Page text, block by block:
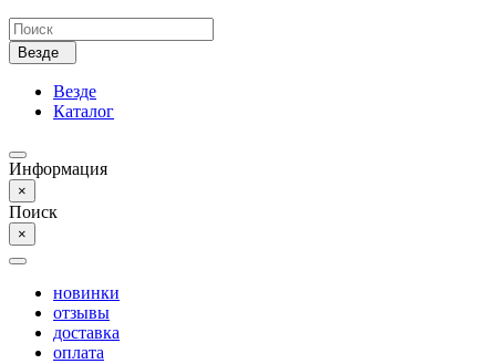
Везде
Везде
Каталог
Информация
×
Поиск
×
новинки
отзывы
доставка
оплата